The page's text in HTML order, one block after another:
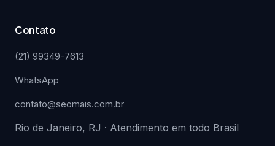
Contato
(21) 99349-7613
WhatsApp
contato@seomais.com.br
Rio de Janeiro, RJ · Atendimento em todo Brasil